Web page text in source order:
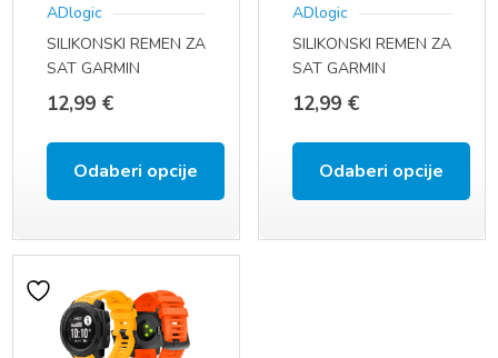
mogu
odabrati
na
proizvoda
mogu
odabrati
na
proizvoda
ADlogic
SILIKONSKI REMEN ZA
SAT GARMIN
INSTINCT 3 – 45 MM
12,99 €
Odaberi opcije
proizvod
ima
više
ADlogic
SILIKONSKI REMEN ZA
SAT GARMIN
INSTINCT I INSTINCT
2
12,99 €
Odaberi opcije